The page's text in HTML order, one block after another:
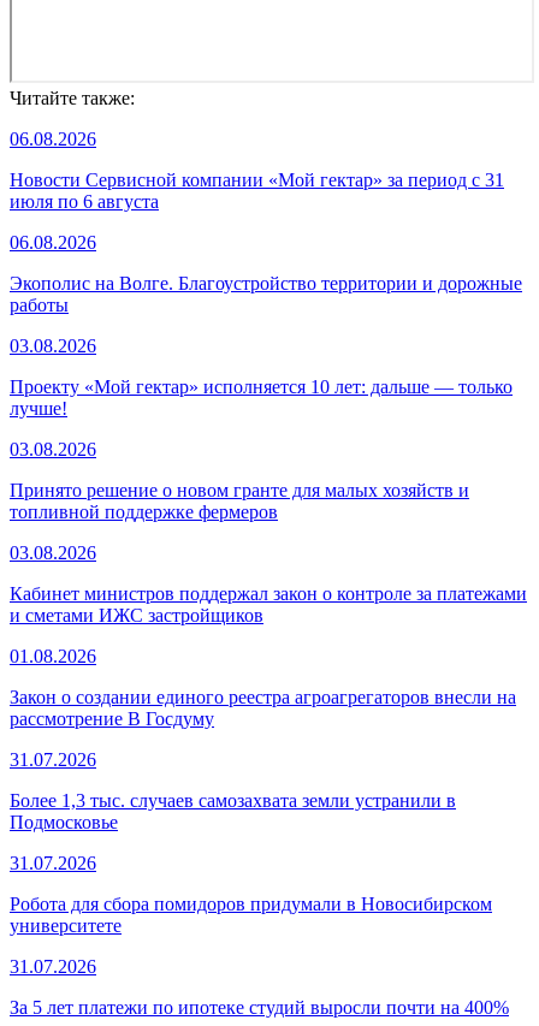
Читайте также:
06.08.2026
Новости Сервисной компании «Мой гектар» за период с 31
июля по 6 августа
06.08.2026
Экополис на Волге. Благоустройство территории и дорожные
работы
03.08.2026
Проекту «Мой гектар» исполняется 10 лет: дальше — только
лучше!
03.08.2026
Принято решение о новом гранте для малых хозяйств и
топливной поддержке фермеров
03.08.2026
Кабинет министров поддержал закон о контроле за платежами
и сметами ИЖС застройщиков
01.08.2026
Закон о создании единого реестра агроагрегаторов внесли на
рассмотрение В Госдуму
31.07.2026
Более 1,3 тыс. случаев самозахвата земли устранили в
Подмосковье
31.07.2026
Робота для сбора помидоров придумали в Новосибирском
университете
31.07.2026
За 5 лет платежи по ипотеке студий выросли почти на 400%